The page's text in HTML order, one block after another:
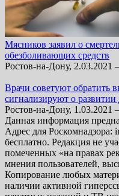
Мясников заявил о
обезболивающих средств
Ростов-на-Дону,
Врачи советуют обратить
сигнализируют о развитии
Ростов-на-Дону,
Данная информация
Адрес для Роскомнадзора:
бесплатно. Редакция не
помеченных «на правах
мнения пользователей,
Копирование любых
наличии активной